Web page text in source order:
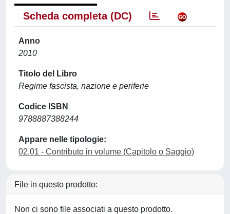
Scheda completa (DC)
Anno
2010
Titolo del Libro
Regime fascista, nazione e periferie
Codice ISBN
9788887388244
Appare nelle tipologie:
02.01 - Contributo in volume (Capitolo o Saggio)
File in questo prodotto:
Non ci sono file associati a questo prodotto.